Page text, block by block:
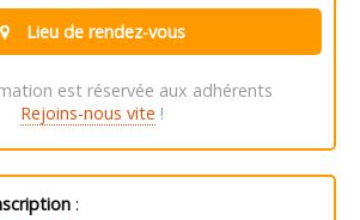
Lieu de rendez-vous
est réservée aux adhérents
Rejoins-nous vite !
: